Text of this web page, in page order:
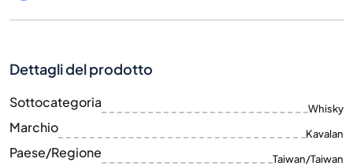
Dettagli del prodotto
Sottocategoria Whisky
Marchio Kavalan
Paese/Regione Taiwan/Taiwan